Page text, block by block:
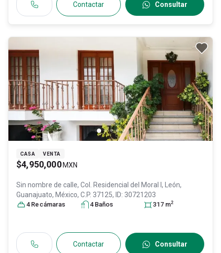
Contactar Consultar
CASA VENTA
$4,950,000 MXN
Sin nombre de calle, Col. Residencial del Moral I, León,
Guanajuato, México, C.P. 37125, ID: 30721203
4 Recámaras 4 Baños 317 m2
Contactar Consultar